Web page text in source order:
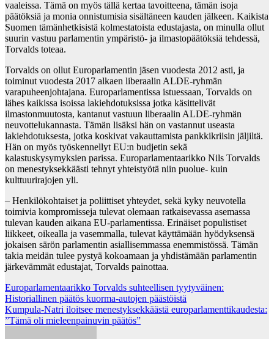
vaaleissa. Tämä on myös tällä kertaa tavoitteena, tämän isoja
päätöksiä ja monia onnistumisia sisältäneen kauden jälkeen. Kaikista
Suomen tämänhetkisistä kolmestatoista edustajasta, on minulla ollut
suurin vastuu parlamentin ympäristö- ja ilmastopäätöksiä tehdessä,
Torvalds toteaa.
Torvalds on ollut Europarlamentin jäsen vuodesta 2012 asti, ja
toiminut vuodesta 2017 alkaen liberaalin ALDE-ryhmän
varapuheenjohtajana. Europarlamentissa istuessaan, Torvalds on
lähes kaikissa isoissa lakiehdotuksissa jotka käsittelivät
ilmastonmuutosta, kantanut vastuun liberaalin ALDE-ryhmän
neuvottelukannasta. Tämän lisäksi hän on vastannut useasta
lakiehdotuksesta, jotka koskivat vakauttamista pankkikriisin jäljiltä.
Hän on myös työskennellyt EU:n budjetin sekä
kalastuskysymyksien parissa. Europarlamentaarikko Nils Torvalds
on menestyksekkäästi tehnyt yhteistyötä niin puolue- kuin
kulttuurirajojen yli.
– Henkilökohtaiset ja poliittiset yhteydet, sekä kyky neuvotella
toimivia kompromisseja tulevat olemaan ratkaisevassa asemassa
tulevan kauden aikana EU-parlamentissa. Erinäiset populistiset
liikkeet, oikealla ja vasemmalla, tulevat käyttämään hyödyksensä
jokaisen särön parlamentin asiallisemmassa enemmistössä. Tämän
takia meidän tulee pystyä kokoamaan ja yhdistämään parlamentin
järkevämmät edustajat, Torvalds painottaa.
Post
navigation
Europarlamentaarikko Torvalds suhteellisen tyytyväinen:
Historiallinen päätös kuorma-autojen päästöistä
Kumpula-Natri iloitsee menestyksekkäästä europarlamenttikaudesta:
”Tämä oli mieleenpainuvin päätös”